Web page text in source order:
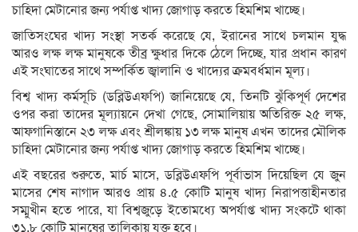
চাহিদা মেটানোর জন্য পর্যাপ্ত খাদ্য জোগাড় করতে হিমশিম খাচ্ছে।
জাতিসংঘের খাদ্য সংস্থা সতর্ক করেছে যে, ইরানের সাথে চলমান যুদ্ধ
আরও লক্ষ লক্ষ মানুষকে তীব্র ক্ষুধার দিকে ঠেলে দিচ্ছে, যার প্রধান কারণ
এই সংঘাতের সাথে সম্পর্কিত জ্বালানি ও খাদ্যের ক্রমবর্ধমান মূল্য।
বিশ্ব খাদ্য কর্মসূচি (ডব্লিউএফপি) জানিয়েছে যে, তিনটি ঝুঁকিপূর্ণ দেশের
ওপর করা তাদের মূল্যায়নে দেখা গেছে, সোমালিয়ায় অতিরিক্ত ২৫ লক্ষ,
আফগানিস্তানে ২৩ লক্ষ এবং শ্রীলঙ্কায় ১৩ লক্ষ মানুষ এখন তাদের মৌলিক
চাহিদা মেটানোর জন্য পর্যাপ্ত খাদ্য জোগাড় করতে হিমশিম খাচ্ছে।
এই বছরের শুরুতে, মার্চ মাসে, ডব্লিউএফপি পূর্বাভাস দিয়েছিল যে জুন
মাসের শেষ নাগাদ আরও প্রায় ৪.৫ কোটি মানুষ খাদ্য নিরাপত্তাহীনতার
সম্মুখীন হতে পারে, যা বিশ্বজুড়ে ইতোমধ্যে অপর্যাপ্ত খাদ্য সংকটে থাকা
৩১.৮ কোটি মানুষের তালিকায় যুক্ত হবে।